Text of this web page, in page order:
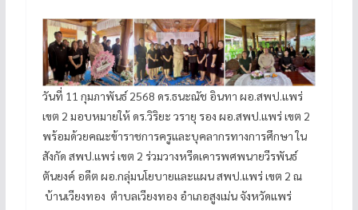
วันที่ 11 กุมภาพันธ์ 2568 ดร.ธนะณัช อินทา ผอ.สพป.แพร่
เขต 2 มอบหมายให้ ดร.วิริยะ วรายุ รอง ผอ.สพป.แพร่ เขต 2
พร้อมด้วยคณะข้าราชการครูและบุคลากรทางการศึกษา ใน
สังกัด สพป.แพร่ เขต 2 ร่วมวางหรีดเคารพศพนายวีรพันธ์
ตันยงค์ อดีต ผอ.กลุ่มนโยบายและแผน สพป.แพร่ เขต 2 ณ
บ้านเวียงทอง ตำบลเวียงทอง อำเภอสูงเม่น จังหวัดแพร่